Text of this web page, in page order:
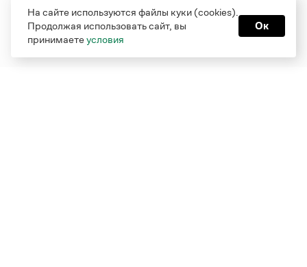
Свидетельство о регистрации СМИ: ЭЛ № ФС 77 - 84700,
выдано 10.02.2023
Дизайн — Мария Екимова /
Мотка
На сайте используются файлы куки (cookies).
Продолжая использовать сайт, вы
принимаетеусловия
Ок